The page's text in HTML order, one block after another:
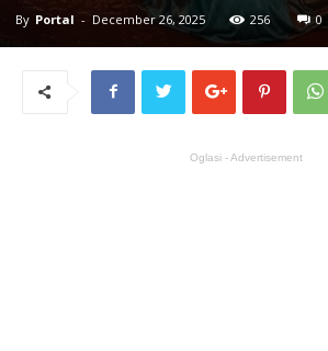
By Portal - December 26, 2025 256 0
Oglasi - Advertisement